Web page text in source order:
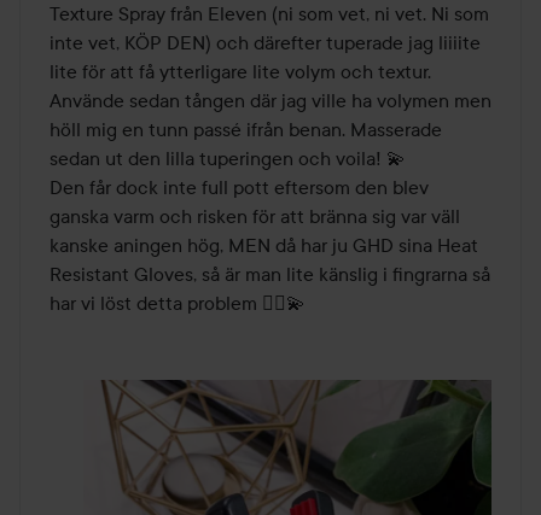
Texture Spray från Eleven (ni som vet, ni vet. Ni som
inte vet, KÖP DEN) och därefter tuperade jag liiiite
lite för att få ytterligare lite volym och textur.
Använde sedan tången där jag ville ha volymen men
höll mig en tunn passé ifrån benan. Masserade
sedan ut den lilla tuperingen och voila! 💫
Den får dock inte full pott eftersom den blev
ganska varm och risken för att bränna sig var väll
kanske aningen hög, MEN då har ju GHD sina Heat
Resistant Gloves, så är man lite känslig i fingrarna så
har vi löst detta problem 🤷‍♀️💫